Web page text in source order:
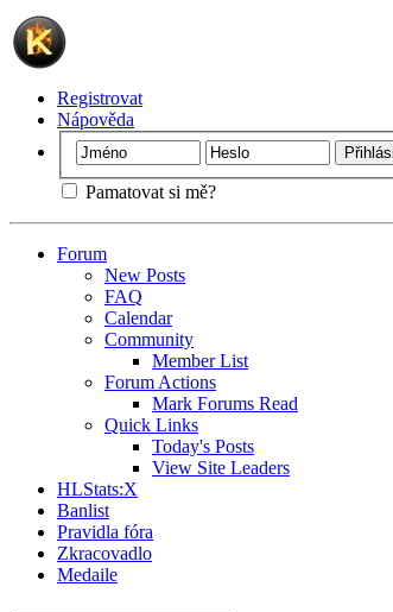
Registrovat
Nápověda
Pamatovat si mě?
Forum
New Posts
FAQ
Calendar
Community
Member List
Forum Actions
Mark Forums Read
Quick Links
Today's Posts
View Site Leaders
HLStats:X
Banlist
Pravidla fóra
Zkracovadlo
Medaile